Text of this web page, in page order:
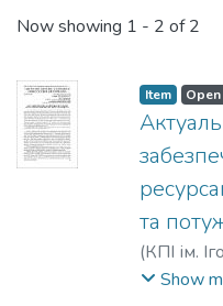
Now showing 1 - 2 of 2
Item
та
(КПІ ім.
ІгорShow